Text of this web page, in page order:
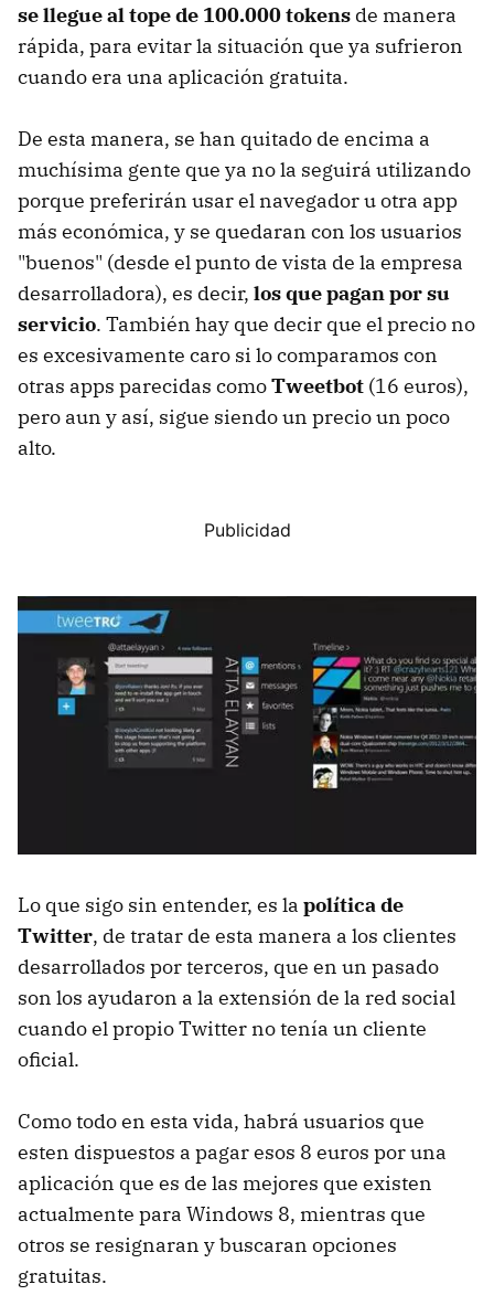
se llegue al tope de 100.000 tokens de manera
rápida, para evitar la situación que ya sufrieron
cuando era una aplicación gratuita.
De esta manera, se han quitado de encima a
muchísima gente que ya no la seguirá utilizando
porque preferirán usar el navegador u otra app
más económica, y se quedaran con los usuarios
"buenos" (desde el punto de vista de la empresa
desarrolladora), es decir, los que pagan por su
servicio. También hay que decir que el precio no
es excesivamente caro si lo comparamos con
otras apps parecidas comoTweetbot (16 euros),
pero aun y así, sigue siendo un precio un poco
alto.
Lo que sigo sin entender, es la política de
Twitter, de tratar de esta manera a los clientes
desarrollados por terceros, que en un pasado
son los ayudaron a la extensión de la red social
cuando el propio Twitter no tenía un cliente
oficial.
Como todo en esta vida, habrá usuarios que
esten dispuestos a pagar esos 8 euros por una
aplicación que es de las mejores que existen
actualmente para Windows 8, mientras que
otros se resignaran y buscaran opciones
gratuitas.